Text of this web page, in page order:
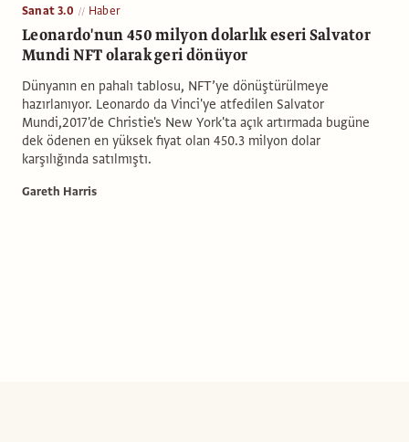
Sanat 3.0 Haber
Leonardo'nun 450 milyon dolarlık eseri Salvator
Mundi NFT olarak geri dönüyor
Dünyanın en pahalı tablosu, NFT’ye dönüştürülmeye
hazırlanıyor. Leonardo da Vinci'ye atfedilen Salvator
Mundi,2017'de Christie's New York'ta açık artırmada bugüne
dek ödenen en yüksek fiyat olan 450.3 milyon dolar
karşılığında satılmıştı.
Gareth Harris